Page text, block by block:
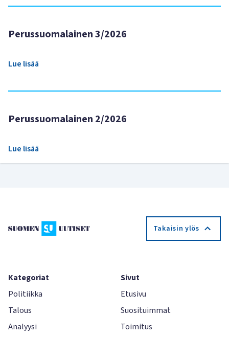
Perussuomalainen 3/2026
Lue lisää
Perussuomalainen 2/2026
Lue lisää
Takaisin ylös
Kategoriat
Politiikka
Talous
Analyysi
Sivut
Etusivu
Suosituimmat
Toimitus